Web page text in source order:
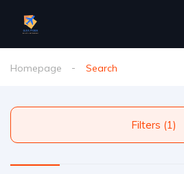
Homepage Search
Filters (1)